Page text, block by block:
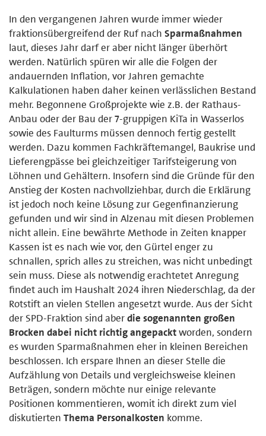
In den vergangenen Jahren wurde immer wieder
fraktionsübergreifend der Ruf nach Sparmaßnahmen
laut, dieses Jahr darf er aber nicht länger überhört
werden. Natürlich spüren wir alle die Folgen der
andauernden Inflation, vor Jahren gemachte
Kalkulationen haben daher keinen verlässlichen Bestand
mehr. Begonnene Großprojekte wie z.B. der Rathaus-
Anbau oder der Bau der 7-gruppigen KiTa in Wasserlos
sowie des Faulturms müssen dennoch fertig gestellt
werden. Dazu kommen Fachkräftemangel, Baukrise und
Lieferengpässe bei gleichzeitiger Tarifsteigerung von
Löhnen und Gehältern. Insofern sind die Gründe für den
Anstieg der Kosten nachvollziehbar, durch die Erklärung
ist jedoch noch keine Lösung zur Gegenfinanzierung
gefunden und wir sind in Alzenau mit diesen Problemen
nicht allein. Eine bewährte Methode in Zeiten knapper
Kassen ist es nach wie vor, den Gürtel enger zu
schnallen, sprich alles zu streichen, was nicht unbedingt
sein muss. Diese als notwendig erachtetet Anregung
findet auch im Haushalt 2024 ihren Niederschlag, da der
Rotstift an vielen Stellen angesetzt wurde. Aus der Sicht
der SPD-Fraktion sind aberdie sogenannten großen
Brocken dabei nicht richtig angepacktworden, sondern
es wurden Sparmaßnahmen eher in kleinen Bereichen
beschlossen. Ich erspare Ihnen an dieser Stelle die
Aufzählung von Details und vergleichsweise kleinen
Beträgen, sondern möchte nur einige relevante
Positionen kommentieren, womit ich direkt zum viel
diskutierten Thema Personalkosten komme.